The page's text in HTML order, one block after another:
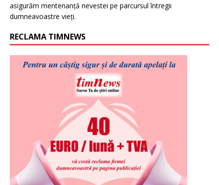
asigurăm mentenanță nevestei pe parcursul întregii
dumneavoastre vieți.
RECLAMA TIMNEWS